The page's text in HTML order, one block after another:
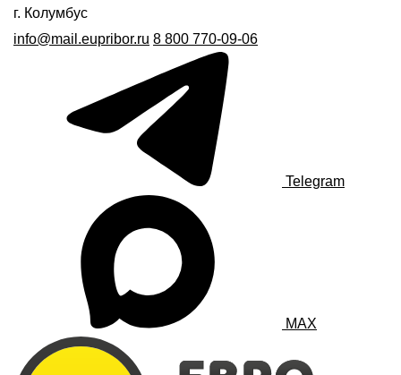
г. Колумбус
info@mail.eupribor.ru 8 800 770-09-06
Telegram
MAX